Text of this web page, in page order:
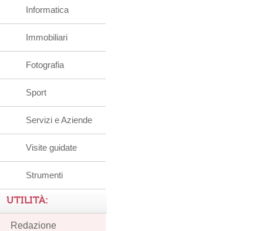
Informatica
Immobiliari
Fotografia
Sport
Servizi e Aziende
Visite guidate
Strumenti
UTILITÀ:
Redazione